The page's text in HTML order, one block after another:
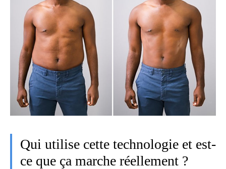
Qui utilise cette technologie et est-
ce que ça marche réellement ?